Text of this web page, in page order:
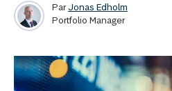
ParJonas Edholm
Portfolio Manager